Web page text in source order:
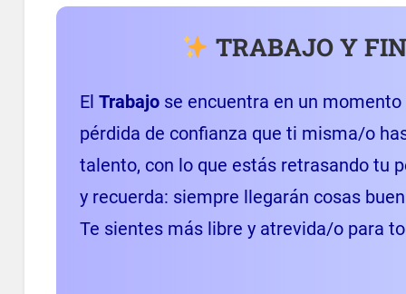
TRABAJO Y
El Trabajose encuentra en un momento
pérdida de confianza que ti misma/o
talento, con lo que estás retrasando tu
y recuerda: siempre llegarán cosas
Te sientes más libre y atrevida/o para